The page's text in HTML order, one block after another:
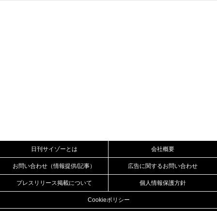
日刊サイゾーとは 会社概要
お問い合わせ（情報提供/記事） 広告に関するお問い合わせ
プレスリリース掲載について 個人情報保護方針
Cookieポリシー